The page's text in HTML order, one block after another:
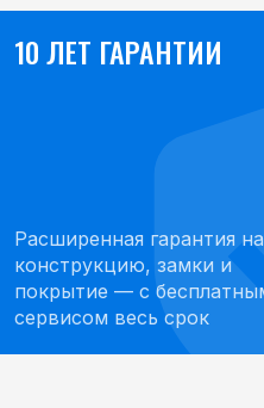
10 ЛЕТ ГАРАНТИИ
Расширенная гарантия на
конструкцию, замки и
покрытие — с
сервисом весь срок